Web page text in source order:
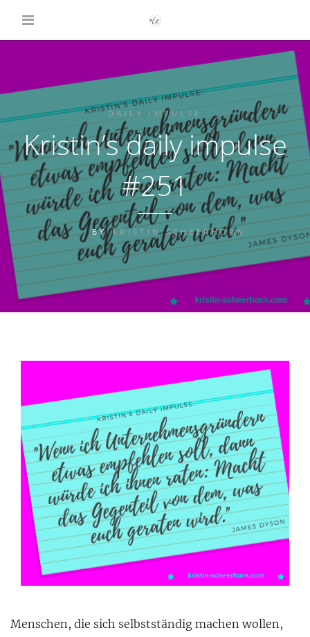
DAILY IMPULSE
Kristin’s daily impulse
#251
BYKRISTIN SCHEERHORN
Menschen, die sich selbstständig machen wollen,